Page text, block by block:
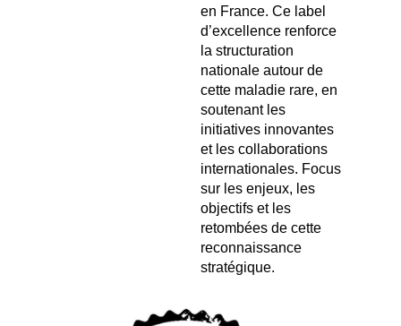
en France. Ce label
d’excellence renforce
la structuration
nationale autour de
cette maladie rare, en
soutenant les
initiatives innovantes
et les collaborations
internationales. Focus
sur les enjeux, les
objectifs et les
retombées de cette
reconnaissance
stratégique.